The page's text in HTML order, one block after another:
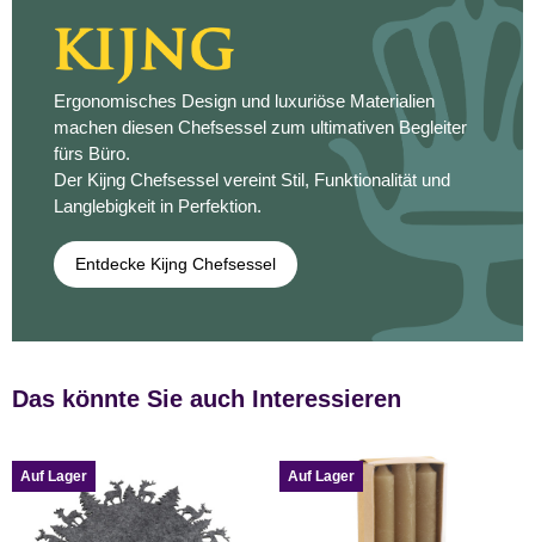
Ergonomisches Design und luxuriöse Materialien
machen diesen Chefsessel zum ultimativen Begleiter
fürs Büro.
Der Kijng Chefsessel vereint Stil, Funktionalität und
Langlebigkeit in Perfektion.
Entdecke Kijng Chefsessel
Das könnte Sie auch Interessieren
Auf Lager Auf Lager